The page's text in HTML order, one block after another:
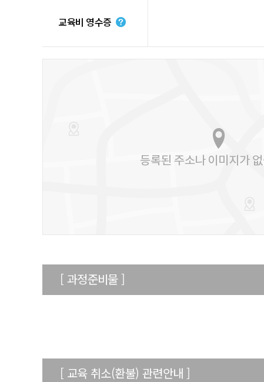
교육비 영수증
[ 과정준비물 ]
[ 교육 취소(환불) 관련안내 ]